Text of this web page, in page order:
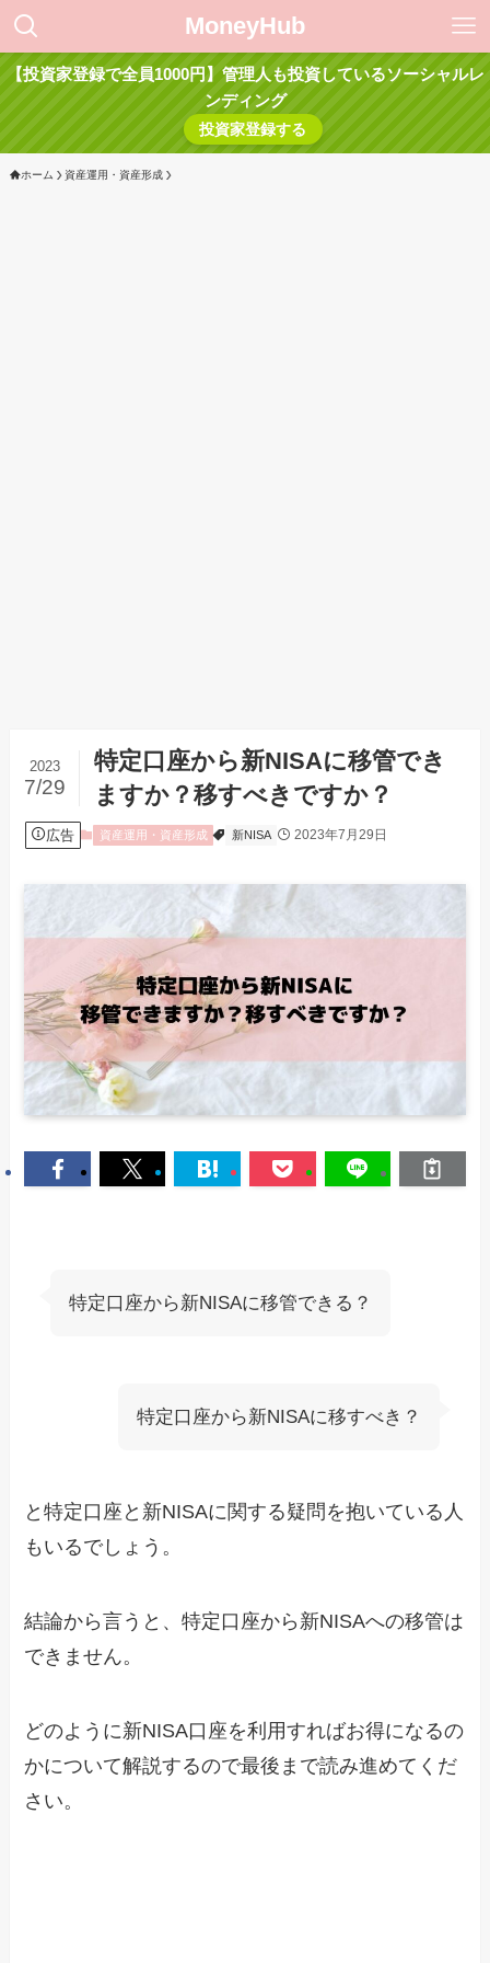
MoneyHub
【投資家登録で全員1000円】管理人も投資しているソーシャルレ
ンディング
投資家登録する
ホーム 資産運用・資産形成
特定口座から新NISAに移管でき
ますか？移すべきですか？
2023
7/29
広告 資産運用・資産形成 新NISA 2023年7月29日
特定口座から新NISAに移管できる？
特定口座から新NISAに移すべき？
と特定口座と新NISAに関する疑問を抱いている人
もいるでしょう。
結論から言うと、特定口座から新NISAへの移管は
できません。
どのように新NISA口座を利用すればお得になるの
かについて解説するので最後まで読み進めてくだ
さい。